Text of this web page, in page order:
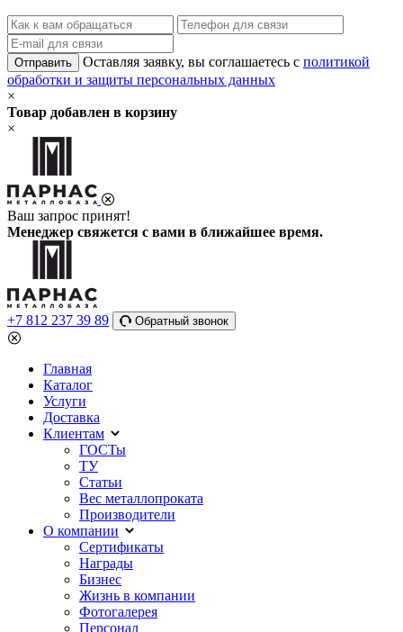
Отправить Оставляя заявку, вы соглашаетесь с политикой
обработки и защиты персональных данных
×
Товар добавлен в корзину
×
Ваш запрос принят!
Менеджер свяжется с вами в ближайшее время.
+7 812 237 39 89 Обратный звонок
Главная
Каталог
Услуги
Доставка
Клиентам
ГОСТы
ТУ
Статьи
Вес металлопроката
Производители
О компании
Сертификаты
Награды
Бизнес
Жизнь в компании
Фотогалерея
Персонал